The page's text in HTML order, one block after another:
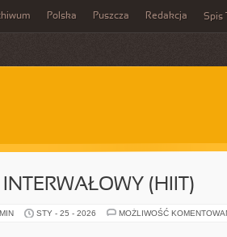
Polska Puszcza Redakcja Spis
INTERWAŁOWY (HIIT)
STY - 25 - 2026 MOŻLIWOŚĆ